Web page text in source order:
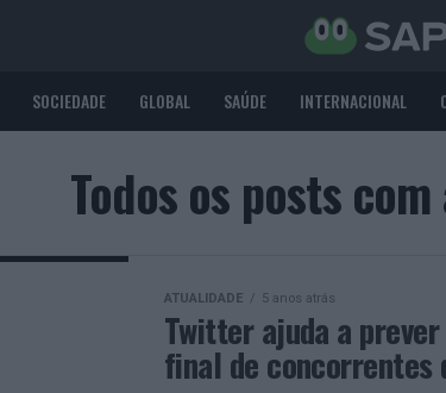
SOCIEDADE GLOBAL SAÚDE INTERNACIONAL
Todos os posts
ATUALIDADE 5 anos atrás
Twitter ajuda a
final de concorrentes